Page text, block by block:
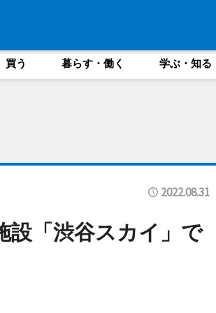
買う 暮らす・働く 学ぶ・知る
2022.08.31
設「渋谷スカイ」で